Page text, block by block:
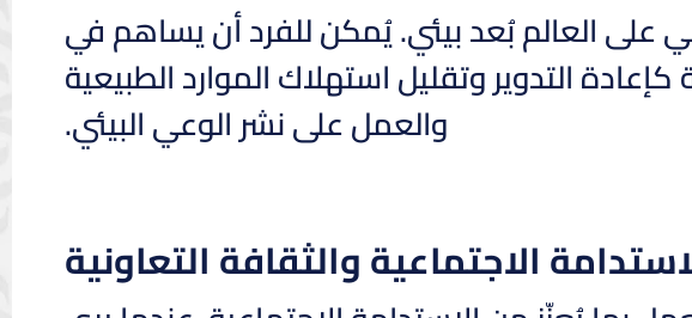
على العالم بُعد بيئي. يُمكن للفرد أن يساهم في
التدوير وتقليل استهلاك الموارد الطبيعية
والعمل على نشر الوعي البيئي.
الاجتماعية والثقافة التعاونية